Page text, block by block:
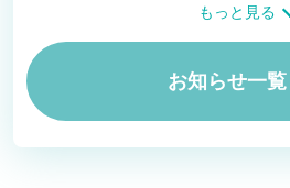
ています。『ト
ぐ。IoTによる 「
決の糸口とは【
もっと見る
お知らせ一覧